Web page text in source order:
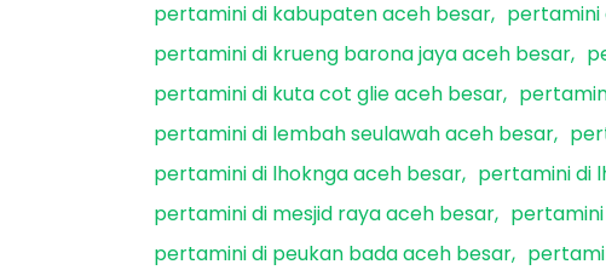
pertamini di kabupaten aceh besar
pertamini
pertamini di krueng barona jaya aceh besar
pertamini di kuta cot glie aceh besar
pertamini di lembah seulawah aceh besar
pertamini di lhoknga aceh besar
pertamini di
pertamini di mesjid raya aceh besar
pertamini di peukan bada aceh besar